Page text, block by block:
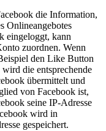
die Information,
Onlineangebotes
eingeloggt, kann
zuordnen. Wenn
den Like Button
die entsprechende
übermittelt und
von Facebook ist,
seine IP-Adresse
wird in
gespeichert.